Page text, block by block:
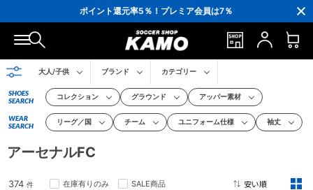
会員の方にはお誕生月に「10％OFFクーポン」プレゼント！
16,000円(税込)以上でシューズケースプレゼント！
3,300円(税込)以上で送料無料！
大人/子供 ブランド カテゴリー
SHOES
SEARCH
コレクション グラウンド アッパー素材
WEAR
SEARCH
リーグ／国 チーム ユニフォーム仕様 袖丈
アーセナルFC
374 件 在庫有りのみ SALE商品